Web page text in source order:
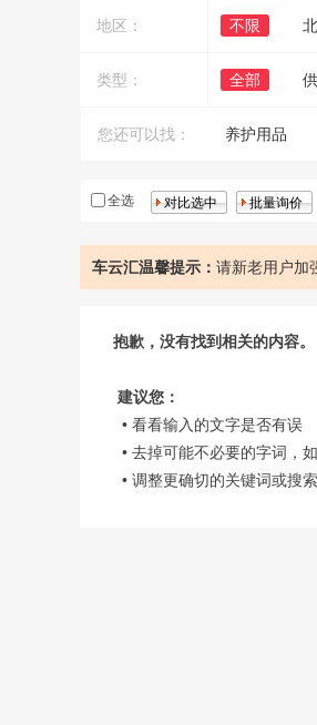
地区： 不限
类型： 全部
您还可以找： 养护用品
全选
车云汇温馨提示： 请新老用户加
抱歉，没有找到相关的内容。
建议您：
• 看看输入的文字是否有误
• 去掉可能不必要的字词，如
• 调整更确切的关键词或搜